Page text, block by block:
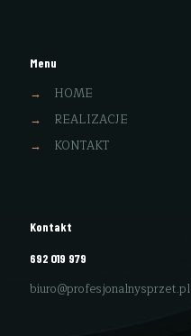
Menu
→
HOME
→
REALIZACJE
→
KONTAKT
Kontakt
692 019 979
biuro@profesjonalnysprzet.pl